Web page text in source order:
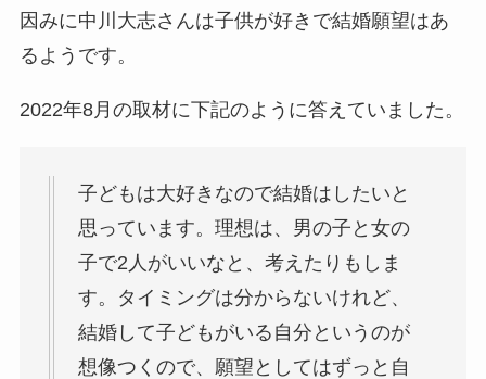
因みに中川大志さんは子供が好きで結婚願望はあ
るようです。
2022年8月の取材に下記のように答えていました。
子どもは大好きなので結婚はしたいと
思っています。理想は、男の子と女の
子で2人がいいなと、考えたりもしま
す。タイミングは分からないけれど、
結婚して子どもがいる自分というのが
想像つくので、願望としてはずっと自